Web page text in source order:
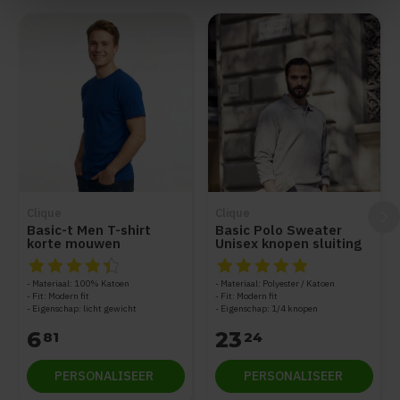
Basic-t Men T-shirt
korte mouwen
De beoordeling van dit product is 4.5 van de 5
Materiaal: 100% Katoen
Fit: Modern fit
Eigenschap: licht gewicht
681
PERSONALISEER
Basic Polo Sweater
Unisex knopen sluiting
De beoordeling van dit
Materiaal: Polyester / Katoen
Fit: Modern fit
Eigenschap: 1/4 knopen
23 24
PERSONALISEER